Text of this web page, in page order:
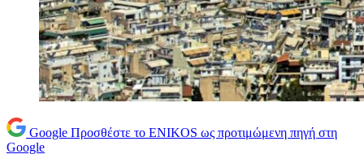
Google Προσθέστε το ENIKOS ως προτιμώμενη πηγή στη
Google